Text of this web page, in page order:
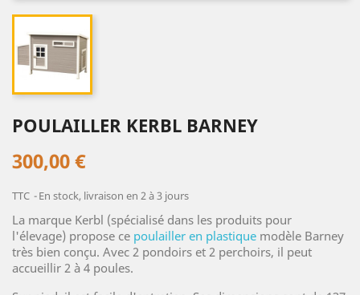
POULAILLER KERBL BARNEY
300,00 €
TTC En stock, livraison en 2 à 3 jours
La marque Kerbl (spécialisé dans les produits pour
l'élevage) propose ce poulailler en plastique modèle Barney
très bien conçu. Avec 2 pondoirs et 2 perchoirs, il peut
accueillir 2 à 4 poules.